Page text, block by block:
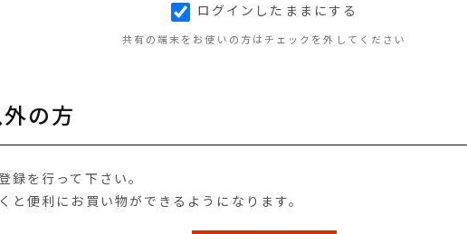
ログインしたままにする
共有の端末をお使いの方はチェックを外してください
の方
を行って下さい。
便利にお買い物ができるようになります。